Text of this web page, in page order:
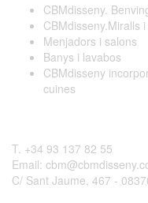
CBMdisseny.
CBMdisseny.Miralls
Menjadors i salons
Banys i lavabos
CBMdisseny
cuines
T. +34 93 137 82 55
Email:
C/ Sant Jaume, 467 -